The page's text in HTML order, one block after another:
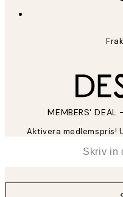
MEMBERS' DEAL
Aktivera medlemspris!